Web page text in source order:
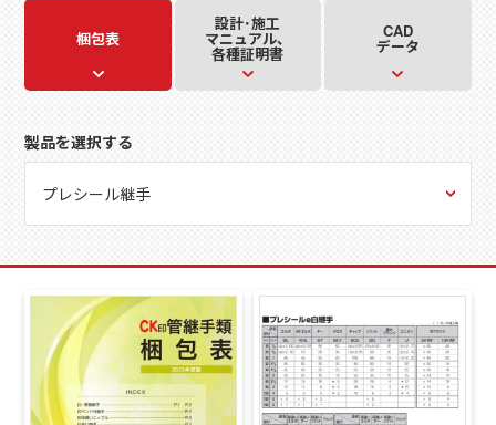
梱包表
設計･施工
マニュアル、
各種証明書
CAD
データ
製品を選択する